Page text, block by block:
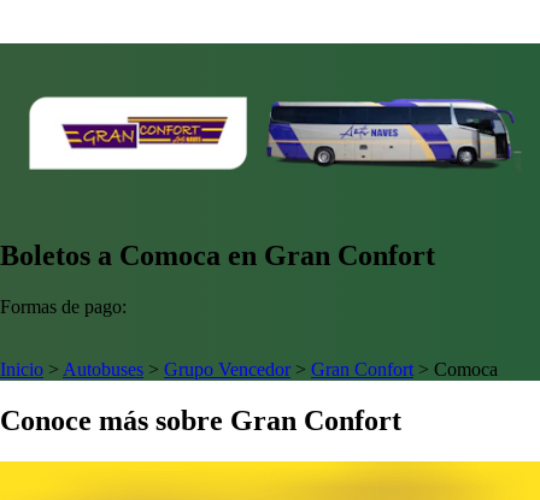
Boletos a Comoca en Gran Confort
Formas de pago:
Inicio > Autobuses > Grupo Vencedor> Gran Confort > Comoca
Conoce más sobre Gran Confort